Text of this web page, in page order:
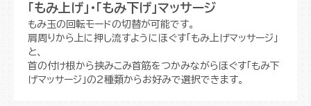
「もみ上げ」・「もみ下げ」マッサージ
もみ玉の回転モードの切替が可能です。
肩周りから上に押し流すようにほぐす「もみ上げマッサージ」
と、
首の付け根から挟みこみ首筋をつかみながらほぐす「もみ下
げマッサージ」の2種類からお好みで選択できます。